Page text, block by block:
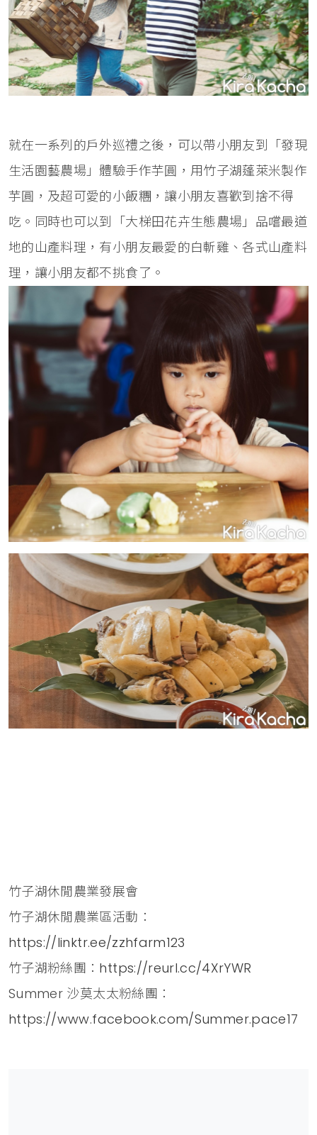
就在一系列的戶外巡禮之後，可以帶小朋友到「發現
生活園藝農場」體驗手作芋圓，用竹子湖蓬萊米製作
芋圓，及超可愛的小飯糰，讓小朋友喜歡到捨不得
吃。同時也可以到「大梯田花卉生態農場」品嚐最道
地的山產料理，有小朋友最愛的白斬雞、各式山產料
理，讓小朋友都不挑食了。
竹子湖休閒農業發展會
竹子湖休閒農業區活動：
https://linktr.ee/zzhfarm123
竹子湖粉絲團： https://reurl.cc/4XrYWR
Summer 沙莫太太粉絲團：
https://www.facebook.com/Summer.pace17